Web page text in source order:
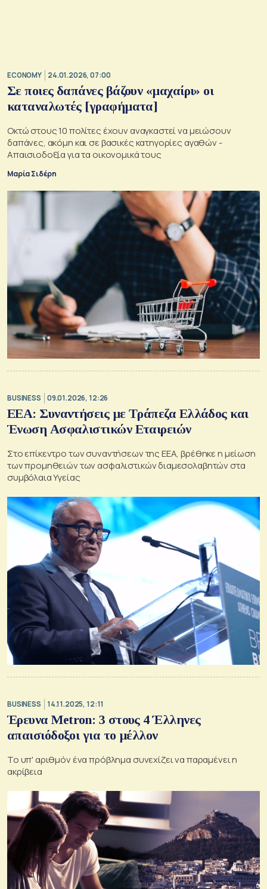
ECONOMY 24.01.2026, 07:00
Σε ποιες δαπάνες βάζουν «μαχαίρι» οι
καταναλωτές [γραφήματα]
Οκτώ στους 10 πολίτες έχουν αναγκαστεί να μειώσουν
δαπάνες, ακόμη και σε βασικές κατηγορίες αγαθών -
Απαισιοδοξία για τα οικονομικά τους
Μαρία Σιδέρη
BUSINESS 09.01.2026, 12:26
ΕΕΑ: Συναντήσεις με Τράπεζα Ελλάδος και
Ένωση Ασφαλιστικών Εταιρειών
Στο επίκεντρο των συναντήσεων της ΕΕΑ, βρέθηκε η μείωση
των προμηθειών των ασφαλιστικών διαμεσολαβητών στα
συμβόλαια Υγείας
BUSINESS 14.11.2025, 12:11
Έρευνα Metron: 3 στους 4 Έλληνες
απαισιόδοξοι για το μέλλον
Το υπ' αριθμόν ένα πρόβλημα συνεχίζει να παραμένει η
ακρίβεια